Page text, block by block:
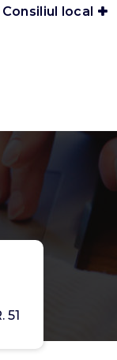
Consiliul local
51